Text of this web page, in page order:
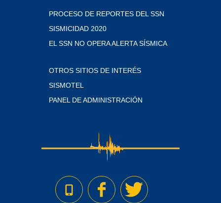
PROCESO DE REPORTES DEL SSN
SISMICIDAD 2020
EL SSN NO OPERA ALERTA SÍSMICA
OTROS SITIOS DE INTERÉS
SISMOTEL
PANEL DE ADMINISTRACIÓN